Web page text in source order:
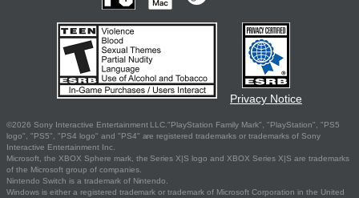
Privacy Notice
©2026 Sony Interactive Entertainment LLC."PlayStation Family Mark", "PlayStation", "PS5
logo", "PS5", "PS4 logo" and "PS4" are registered trademarks or trademarks of Sony
Interactive Entertainment Inc.
Microsoft, the XBOX Sphere mark, the Series X|S logo and XBOX Series X|S are trademarks
of the Microsoft group of companies.
Nintendo Switch is a trademark of Nintendo.
Windows is either a registered trademark or trademark of Microsoft Corporation in the United